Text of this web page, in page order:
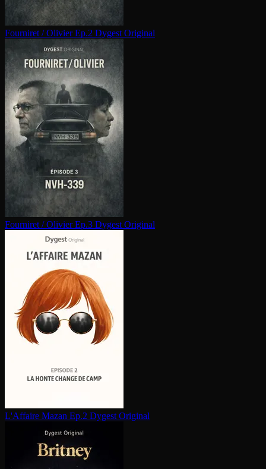
Fourniret / Olivier Ep.2 Dygest Original
Fourniret / Olivier Ep.3 Dygest Original
L'Affaire Mazan Ep.2 Dygest Original